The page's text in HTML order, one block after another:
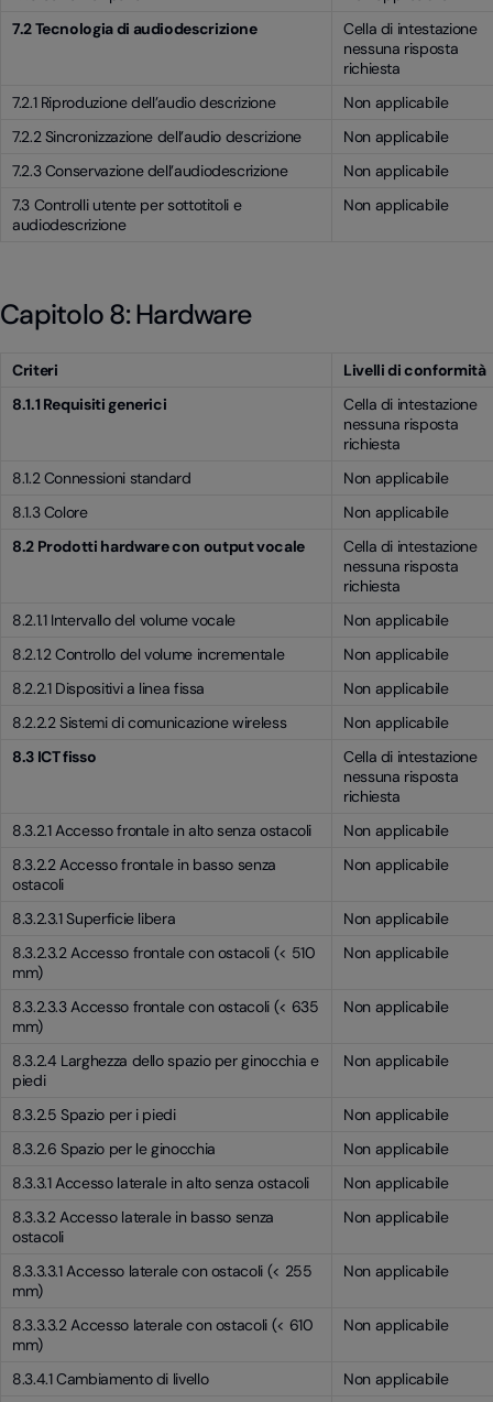
7.2 Tecnologia di audiodescrizione
Cella di intestazione
nessuna risposta
richiesta
7.2.1 Riproduzione dell’audio descrizione
Non applicabile
7.2.2 Sincronizzazione dell’audio descrizione
Non applicabile
7.2.3 Conservazione dell’audiodescrizione
Non applicabile
7.3 Controlli utente per sottotitoli e
audiodescrizione
Non applicabile
Capitolo 8: Hardware
Criteri
Livelli di conformità
8.1.1 Requisiti generici
Cella di intestazione
nessuna risposta
richiesta
8.1.2 Connessioni standard
Non applicabile
8.1.3 Colore
Non applicabile
8.2 Prodotti hardware con output vocale
Cella di intestazione
nessuna risposta
richiesta
8.2.1.1 Intervallo del volume vocale
Non applicabile
8.2.1.2 Controllo del volume incrementale
Non applicabile
8.2.2.1 Dispositivi a linea fissa
Non applicabile
8.2.2.2 Sistemi di comunicazione wireless
Non applicabile
8.3 ICT fisso
Cella di intestazione
nessuna risposta
richiesta
8.3.2.1 Accesso frontale in alto senza ostacoli
Non applicabile
8.3.2.2 Accesso frontale in basso senza
ostacoli
Non applicabile
8.3.2.3.1 Superficie libera
Non applicabile
8.3.2.3.2 Accesso frontale con ostacoli (< 510
mm)
Non applicabile
8.3.2.3.3 Accesso frontale con ostacoli (< 635
mm)
Non applicabile
8.3.2.4 Larghezza dello spazio per ginocchia e
piedi
Non applicabile
8.3.2.5 Spazio per i piedi
Non applicabile
8.3.2.6 Spazio per le ginocchia
Non applicabile
8.3.3.1 Accesso laterale in alto senza ostacoli
Non applicabile
8.3.3.2 Accesso laterale in basso senza
ostacoli
Non applicabile
8.3.3.3.1 Accesso laterale con ostacoli (< 255
mm)
Non applicabile
8.3.3.3.2 Accesso laterale con ostacoli (< 610
mm)
Non applicabile
8.3.4.1 Cambiamento di livello
Non applicabile